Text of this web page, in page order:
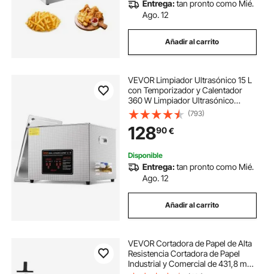
Entrega:tan pronto como Mié.
Ago. 12
Añadir al carrito
VEVOR Limpiador Ultrasónico 15 L
con Temporizador y Calentador
360 W Limpiador Ultrasónico
Digital 40 kHz con Cesta para Reloj
Gafas Soporte de Joyería Piezas
Industriales Herramientas Plata
(793)
12890€
Disponible
Entrega:tan pronto como Mié.
Ago. 12
Añadir al carrito
VEVOR Cortadora de Papel de Alta
Resistencia Cortadora de Papel
Industrial y Comercial de 431,8 mm